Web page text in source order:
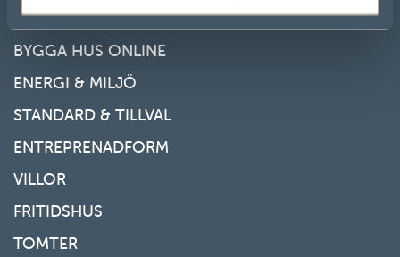
BYGGA HUS
BYGGA HUS ONLINE
ENERGI & MILJÖ
STANDARD & TILLVAL
ENTREPRENADFORM
VILLOR
FRITIDSHUS
TOMTER